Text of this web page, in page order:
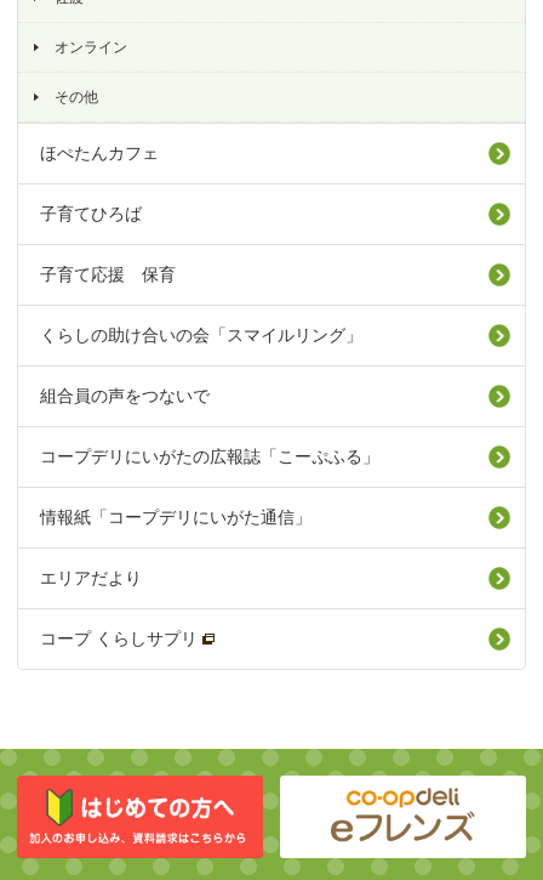
オンライン
その他
ほぺたんカフェ
子育てひろば
子育て応援 保育
くらしの助け合いの会「スマイルリング」
組合員の声をつないで
コープデリにいがたの広報誌「こーぷふる」
情報紙「コープデリにいがた通信」
エリアだより
コープ くらしサプリ